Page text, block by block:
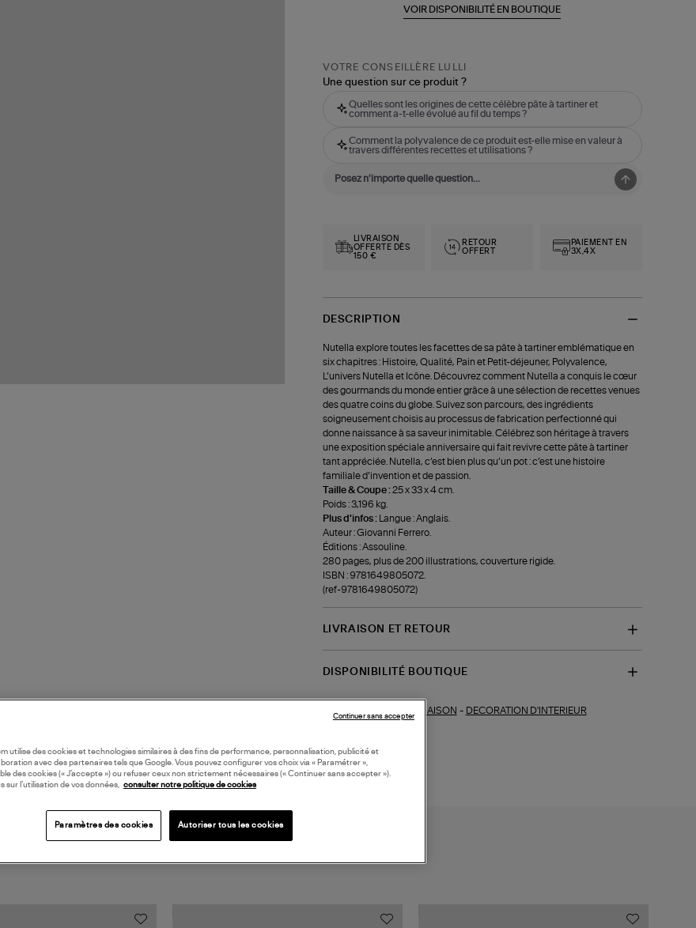
VOIR DISPONIBILITÉ EN BOUTIQUE
VOTRE CONSEILLÈRE LULLI
Une question sur ce produit ?
Quelles sont les origines de cette célèbre pâte à tartiner et
comment a-t-elle évolué au fil du temps ?
Comment la polyvalence de ce produit est-elle mise en valeur à
travers différentes recettes et utilisations ?
LIVRAISON
OFFERTE DÈS
150 €
RETOUR
OFFERT
PAIEMENT EN
3X,4X
DESCRIPTION
Nutella explore toutes les facettes de sa pâte à tartiner emblématique en
six chapitres : Histoire, Qualité, Pain et Petit-déjeuner, Polyvalence,
L’univers Nutella et Icône. Découvrez comment Nutella a conquis le cœur
des gourmands du monde entier grâce à une sélection de recettes venues
des quatre coins du globe. Suivez son parcours, des ingrédients
soigneusement choisis au processus de fabrication perfectionné qui
donne naissance à sa saveur inimitable. Célébrez son héritage à travers
une exposition spéciale anniversaire qui fait revivre cette pâte à tartiner
tant appréciée. Nutella, c’est bien plus qu’un pot : c’est une histoire
familiale d’invention et de passion.
Taille & Coupe :25 x 33 x 4 cm.
Poids : 3,196 kg.
Plus d'infos :
Langue : Anglais.
Auteur : Giovanni Ferrero.
Éditions : Assouline.
280 pages, plus de 200 illustrations, couverture rigide.
ISBN : 9781649805072.
(ref-9781649805072)
LIVRAISON ET RETOUR
DISPONIBILITÉ BOUTIQUE
MAISON - DECORATION D'INTERIEUR
utilise des cookies et technologies similaires à des fins de performance, personnalisation, publicité et
avec des partenaires tels que Google. Vous pouvez configurer vos choix via « Paramétrer »,
des cookies (« J’accepte ») ou refuser ceux non strictement nécessaires (« Continuer sans accepter »).
sur l’utilisation de vos données, consulter notre politique de cookies
Paramètres des cookies Autoriser tous les cookies
Continuer sans accepter